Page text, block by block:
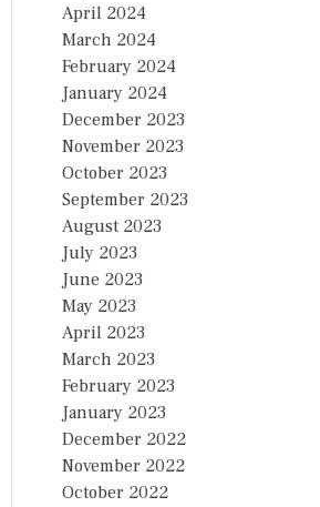
April 2024
March 2024
February 2024
January 2024
December 2023
November 2023
October 2023
September 2023
August 2023
July 2023
June 2023
May 2023
April 2023
March 2023
February 2023
January 2023
December 2022
November 2022
October 2022